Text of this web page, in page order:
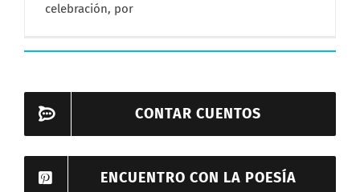
celebración, por
CONTAR CUENTOS
ENCUENTRO CON LA POESÍA